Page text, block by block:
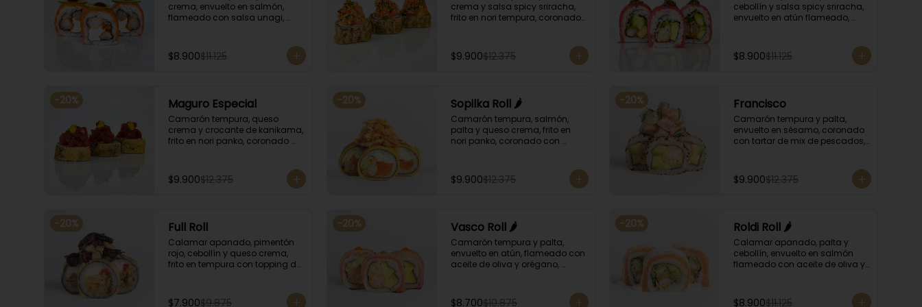
crema, envuelto en salmón,
flameado con salsa unagi,
$8.900$11.125
crema y salsa spicy sriracha,
frito en nori tempura, coronado
unagui.
$9.900$12.375
cebollín y salsa spicy sriracha,
envuelto en atún flameado,
$8.900$11.125
-20% Maguro Especial
Camarón tempura, queso
crema y crocante de kanikama,
frito en nori panko, coronado
amarillo y unagi.
$9.900$12.375
-20% Sopilka Roll 🌶️
Camarón tempura, salmón,
palta y queso crema, frito en
nori panko, coronado con
$9.900$12.375
-20% Francisco
Camarón tempura y palta,
envuelto en sésamo, coronado
con tartar de mix de pescados,
$9.900$12.375
-20% Full Roll
Calamar apanado, pimentón
rojo, cebollín y queso crema,
frito en tempura con topping de
$7.900$9.875
-20% Vasco Roll 🌶️
Camarón tempura y palta,
envuelto en atún, flameado con
aceite de oliva y orégano,
$8.700$10.875
-20% Roldi Roll 🌶️
Calamar apanado, palta y
cebollín, envuelto en salmón
flameado con aceite de oliva y
$8.900$11.125